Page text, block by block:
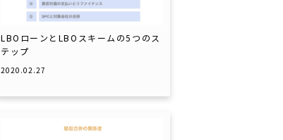
LBOローンとLBOスキームの5つのス
テップ
2020.02.27